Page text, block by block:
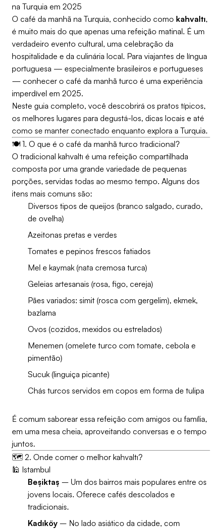
na Turquia em 2025
O café da manhã na Turquia, conhecido como kahvaltı,
é muito mais do que apenas uma refeição matinal. É um
verdadeiro evento cultural, uma celebração da
hospitalidade e da culinária local. Para viajantes de língua
portuguesa — especialmente brasileiros e portugueses
— conhecer o café da manhã turco é uma experiência
imperdível em 2025.
Neste guia completo, você descobrirá os pratos típicos,
os melhores lugares para degustá-los, dicas locais e até
como se manter conectado enquanto explora a Turquia.
🍽️ 1. O que é o café da manhã turco tradicional?
O tradicional kahvaltı é uma refeição compartilhada
composta por uma grande variedade de pequenas
porções, servidas todas ao mesmo tempo. Alguns dos
itens mais comuns são:
Diversos tipos de queijos (branco salgado, curado,
de ovelha)
Azeitonas pretas e verdes
Tomates e pepinos frescos fatiados
Mel e kaymak (nata cremosa turca)
Geleias artesanais (rosa, figo, cereja)
Pães variados: simit (rosca com gergelim), ekmek,
bazlama
Ovos (cozidos, mexidos ou estrelados)
Menemen (omelete turco com tomate, cebola e
pimentão)
Sucuk (linguiça picante)
Chás turcos servidos em copos em forma de tulipa
É comum saborear essa refeição com amigos ou família,
em uma mesa cheia, aproveitando conversas e o tempo
juntos.
🗺️ 2. Onde comer o melhor kahvaltı?
🕌 Istambul
Beşiktaş – Um dos bairros mais populares entre os
jovens locais. Oferece cafés descolados e
tradicionais.
Kadıköy – No lado asiático da cidade, com